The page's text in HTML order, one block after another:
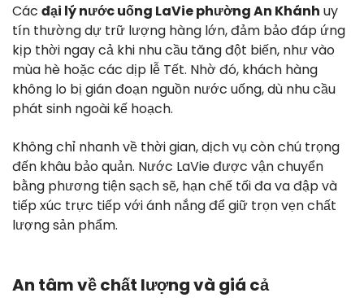
Các đại lý nước uống LaVie phường An Khánh uy
tín thường dự trữ lượng hàng lớn, đảm bảo đáp ứng
kịp thời ngay cả khi nhu cầu tăng đột biến, như vào
mùa hè hoặc các dịp lễ Tết. Nhờ đó, khách hàng
không lo bị gián đoạn nguồn nước uống, dù nhu cầu
phát sinh ngoài kế hoạch.
Không chỉ nhanh về thời gian, dịch vụ còn chú trọng
đến khâu bảo quản. Nước LaVie được vận chuyển
bằng phương tiện sạch sẽ, hạn chế tối đa va đập và
tiếp xúc trực tiếp với ánh nắng để giữ trọn vẹn chất
lượng sản phẩm.
An tâm về chất lượng và giá cả